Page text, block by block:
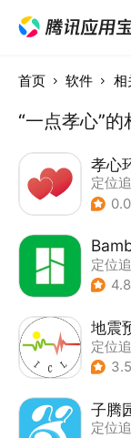
首页 软件 相
“一点孝心”
孝心
定位
0.0
定位
4.8
定位
3.5
子腾
定位